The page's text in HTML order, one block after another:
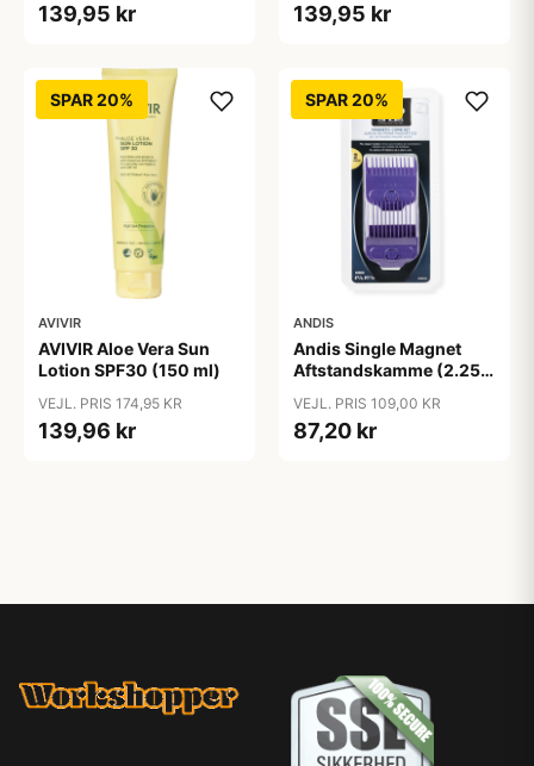
139,95 kr 139,95 kr
SPAR 20%
AVIVIR
AVIVIR Aloe Vera Sun
Lotion SPF30 (150 ml)
VEJL. PRIS 174,95 KR
139,96 kr
SPAR 20%
ANDIS
Andis Single Magnet
Aftstandskamme (2.25
VEJL. PRIS 109,00 KR
87,20 kr